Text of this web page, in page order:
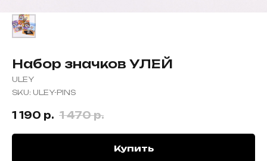
Набор значков УЛЕЙ
ULEY
SKU: ULEY-PINS
1 190 р. 1 470 р.
Купить